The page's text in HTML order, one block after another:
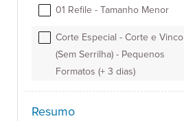
01 Refile - Tamanho Menor
Corte Especial - Corte e Vinco
(Sem Serrilha) - Pequenos
Formatos (+ 3 dias)
Resumo